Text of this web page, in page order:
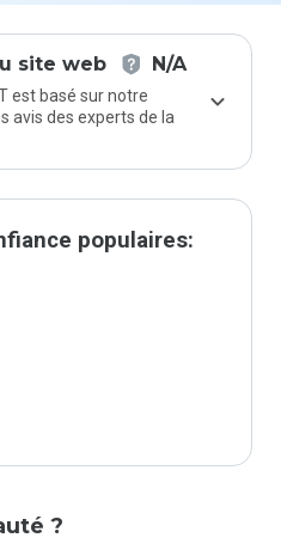
site web N/A
est basé sur notre
avis des experts de la
populaires:
?